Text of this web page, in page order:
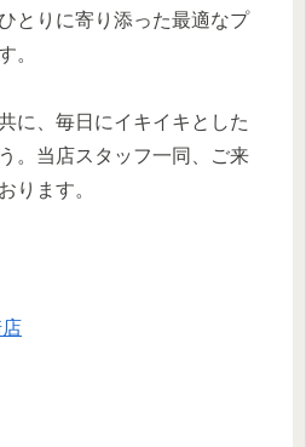
とりに寄り添った最適なプ
。
に、毎日にイキイキとした
。当店スタッフ一同、ご来
ります。